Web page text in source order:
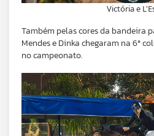
Victória e
Também pelas cores da bandeira
Mendes e Dinka chegaram na 6ª
no campeonato.